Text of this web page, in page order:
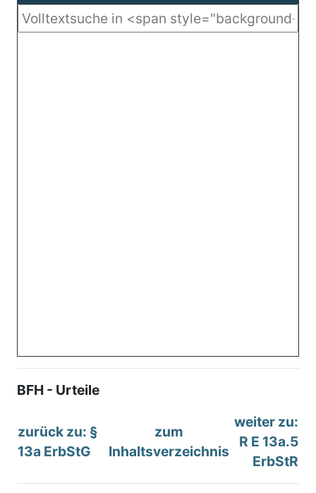
BFH - Urteile
zurück zu: §
13a ErbStG
zum
Inhaltsverzeichnis
weiter zu:
R E 13a.5
ErbStR